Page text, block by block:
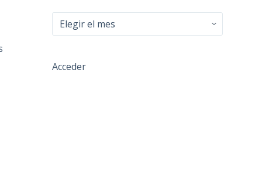
Archivos
Acceder